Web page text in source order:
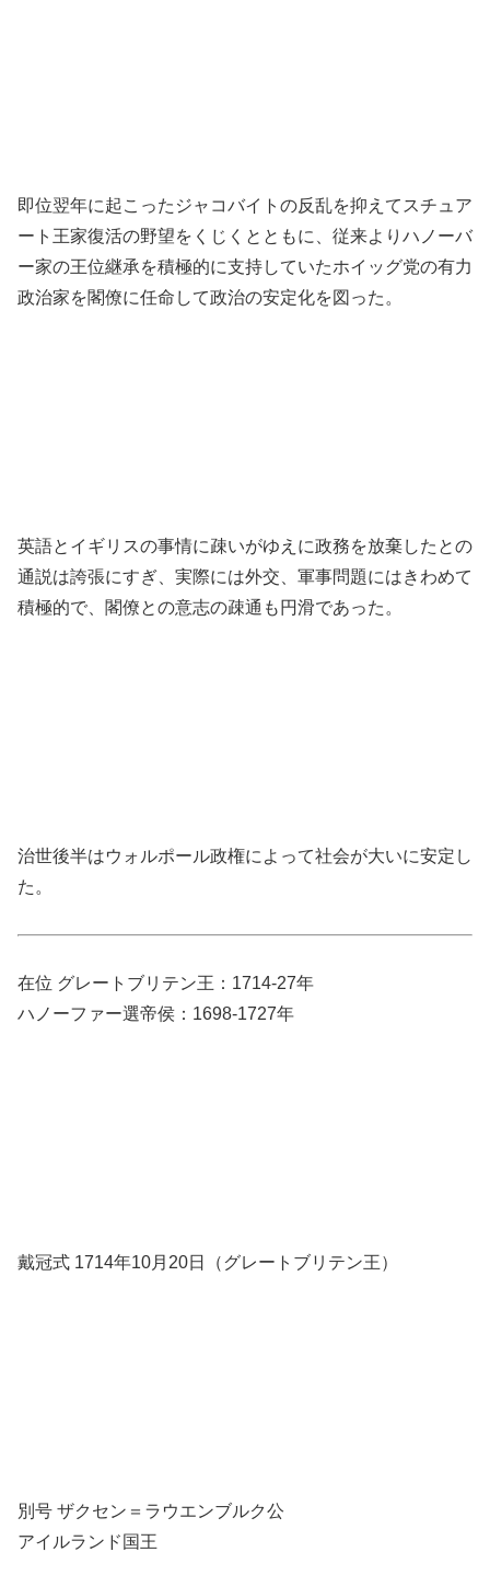
即位翌年に起こったジャコバイトの反乱を抑えてスチュア
ート王家復活の野望をくじくとともに、従来よりハノーバ
ー家の王位継承を積極的に支持していたホイッグ党の有力
政治家を閣僚に任命して政治の安定化を図った。
英語とイギリスの事情に疎いがゆえに政務を放棄したとの
通説は誇張にすぎ、実際には外交、軍事問題にはきわめて
積極的で、閣僚との意志の疎通も円滑であった。
治世後半はウォルポール政権によって社会が大いに安定し
た。
在位 グレートブリテン王：1714-27年
ハノーファー選帝侯：1698-1727年
戴冠式 1714年10月20日（グレートブリテン王）
別号 ザクセン＝ラウエンブルク公
アイルランド国王